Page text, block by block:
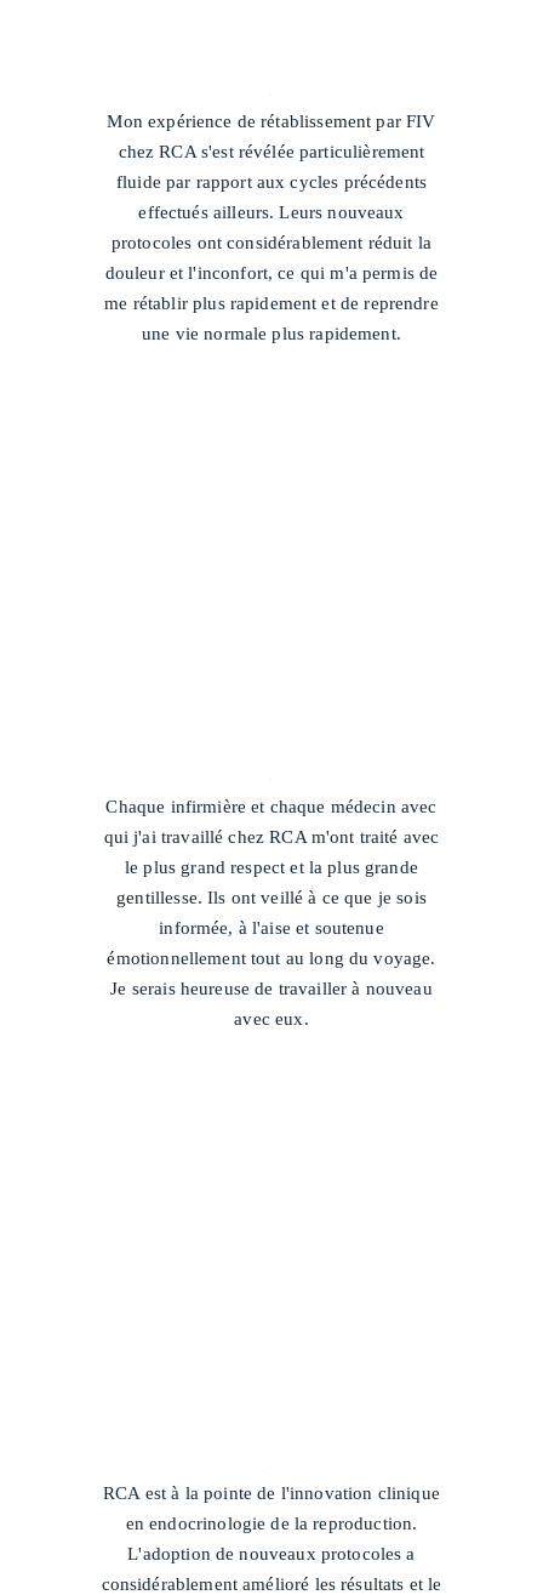
Mon expérience de rétablissement par FIV
chez RCA s'est révélée particulièrement
fluide par rapport aux cycles précédents
effectués ailleurs. Leurs nouveaux
protocoles ont considérablement réduit la
douleur et l'inconfort, ce qui m'a permis de
me rétablir plus rapidement et de reprendre
une vie normale plus rapidement.
Chaque infirmière et chaque médecin avec
qui j'ai travaillé chez RCA m'ont traité avec
le plus grand respect et la plus grande
gentillesse. Ils ont veillé à ce que je sois
informée, à l'aise et soutenue
émotionnellement tout au long du voyage.
Je serais heureuse de travailler à nouveau
avec eux.
RCA est à la pointe de l'innovation clinique
en endocrinologie de la reproduction.
L'adoption de nouveaux protocoles a
considérablement amélioré les résultats et le